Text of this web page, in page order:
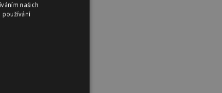
našich
používání